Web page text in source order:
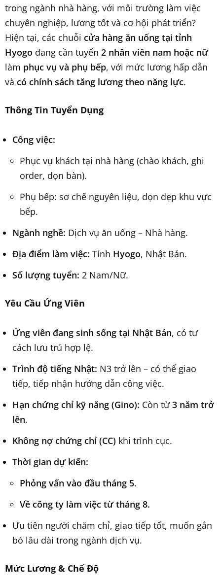
trong ngành nhà hàng, với môi trường làm việc
chuyên nghiệp, lương tốt và cơ hội phát triển?
Hiện tại, các chuỗi cửa hàng ăn uống tại tỉnh
Hyogo đang cần tuyển 2 nhân viên nam hoặc nữ
làm phục vụ và phụ bếp, với mức lương hấp dẫn
và có chính sách tăng lương theo năng lực.
Thông Tin Tuyển Dụng
Công việc:
Phục vụ khách tại nhà hàng (chào khách, ghi
order, dọn bàn).
Phụ bếp: sơ chế nguyên liệu, dọn dẹp khu vực
bếp.
Ngành nghề: Dịch vụ ăn uống – Nhà hàng.
Địa điểm làm việc: Tỉnh Hyogo, Nhật Bản.
Số lượng tuyển: 2 Nam/Nữ.
Yêu Cầu Ứng Viên
Ứng viên đang sinh sống tại Nhật Bản, có tư
cách lưu trú hợp lệ.
Trình độ tiếng Nhật: N3 trở lên – có thể giao
tiếp, tiếp nhận hướng dẫn công việc.
Hạn chứng chỉ kỹ năng (Gino): Còn từ3 năm trở
lên.
Không nợ chứng chỉ (CC) khi trình cục.
Thời gian dự kiến:
Phỏng vấn vào đầu tháng 5.
Về công ty làm việc từ tháng 8.
Ưu tiên người chăm chỉ, giao tiếp tốt, muốn gắn
bó lâu dài trong ngành dịch vụ.
Mức Lương & Chế Độ